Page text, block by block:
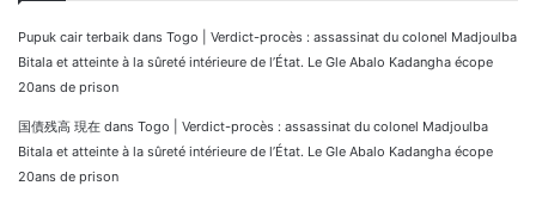
Pupuk cair terbaik dans Togo | Verdict-procès : assassinat du colonel Madjoulba
Bitala et atteinte à la sûreté intérieure de l’État. Le Gle Abalo Kadangha écope
20ans de prison
国債残高 現在 dans Togo | Verdict-procès : assassinat du colonel Madjoulba
Bitala et atteinte à la sûreté intérieure de l’État. Le Gle Abalo Kadangha écope
20ans de prison